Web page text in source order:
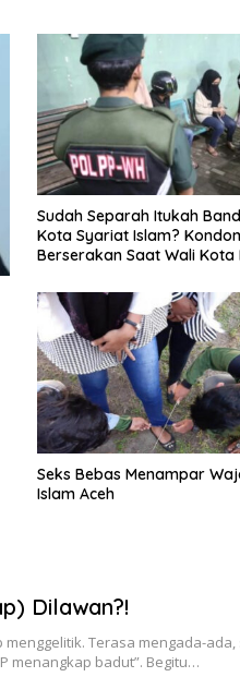
Sudah Separah Itukah
Kota Syariat Islam?
Berserakan Saat Wali Kota
Seks Bebas Menampar
Islam Aceh
Dilawan?!
menggelitik. Terasa mengada-
menangkap badut”. Begitu…